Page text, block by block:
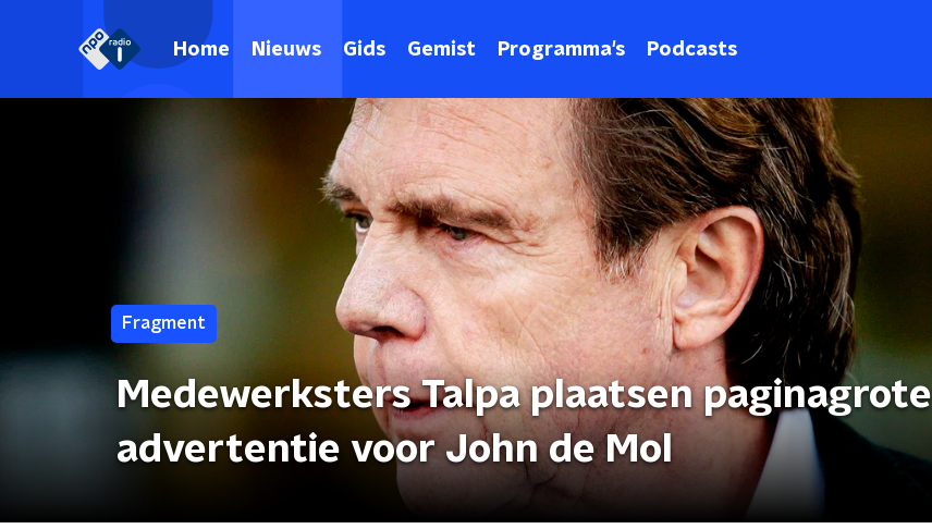
Home Nieuws Gids Gemist Programma's Podcasts
Fragment
Medewerksters Talpa plaatsen paginagrote
advertentie voor John de Mol